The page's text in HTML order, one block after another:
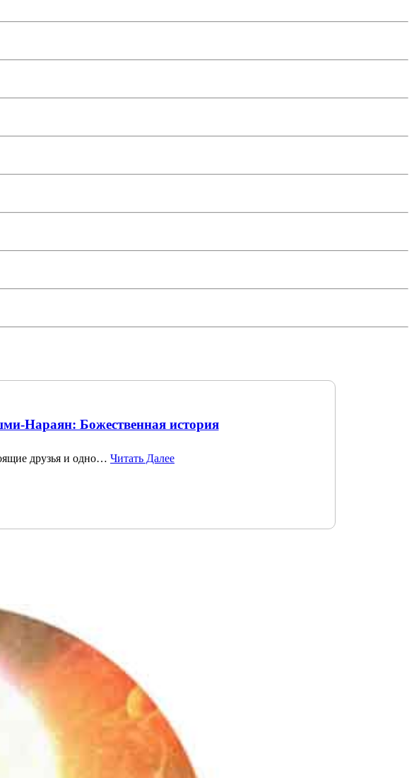
Нараян: Божественная история
друзья и одно… Читать Далее